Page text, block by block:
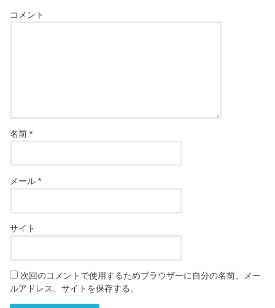
コメント
名前*
メール*
サイト
次回のコメントで使用するためブラウザーに自分の名前、メー
ルアドレス、サイトを保存する。